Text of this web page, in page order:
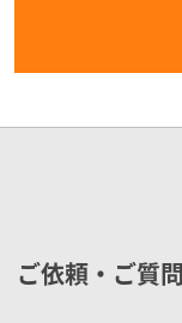
ご依頼・ご質